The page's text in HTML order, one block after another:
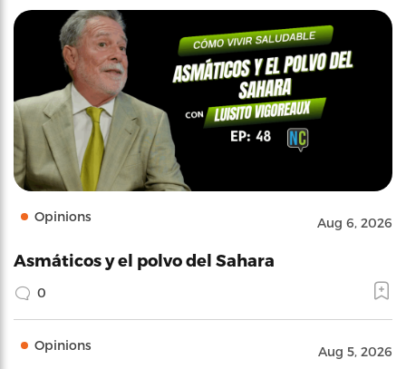
Opinions Aug 6, 2026
Asmáticos y el polvo del Sahara
0
Opinions Aug 5, 2026